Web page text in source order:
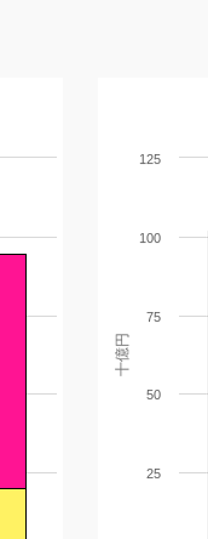
十億円
25
50
75
100
125